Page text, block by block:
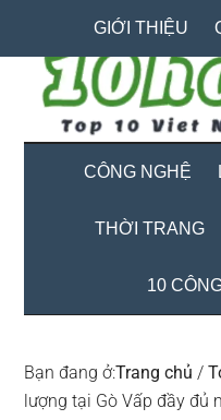
content
secondary
menu
primary
sidebar
GIỚI THIỆU
CÔNG NGHỆ
THỜI TRANG
10
Bạn đang ở:Trang chủ /
lượng tại Gò Vấp đầy đủ